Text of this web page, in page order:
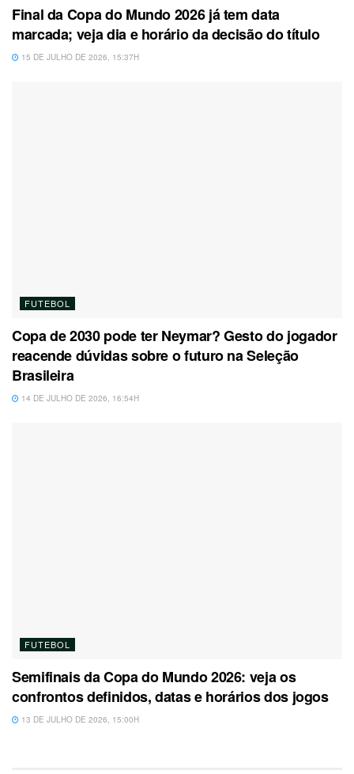
Final da Copa do Mundo 2026 já tem data
marcada; veja dia e horário da decisão do título
15 DE JULHO DE 2026, 15:37H
FUTEBOL
Copa de 2030 pode ter Neymar? Gesto do jogador
reacende dúvidas sobre o futuro na Seleção
Brasileira
14 DE JULHO DE 2026, 16:54H
FUTEBOL
Semifinais da Copa do Mundo 2026: veja os
confrontos definidos, datas e horários dos jogos
13 DE JULHO DE 2026, 15:00H